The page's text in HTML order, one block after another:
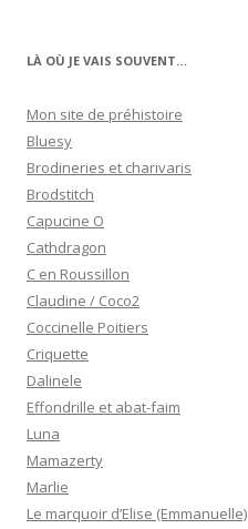
LÀ OÙ JE VAIS SOUVENT…
Mon site de préhistoire
Bluesy
Brodineries et charivaris
Brodstitch
Capucine O
Cathdragon
C en Roussillon
Claudine / Coco2
Coccinelle Poitiers
Criquette
Dalinele
Effondrille et abat-faim
Luna
Mamazerty
Marlie
Le marquoir d’Elise (Emmanuelle)